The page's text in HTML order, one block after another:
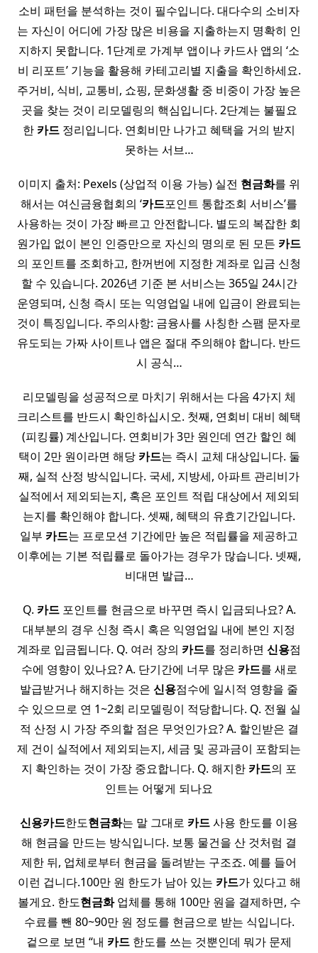
소비 패턴을 분석하는 것이 필수입니다. 대다수의 소비자
는 자신이 어디에 가장 많은 비용을 지출하는지 명확히 인
지하지 못합니다. 1단계로 가계부 앱이나 카드사 앱의 ‘소
비 리포트’ 기능을 활용해 카테고리별 지출을 확인하세요.
주거비, 식비, 교통비, 쇼핑, 문화생활 중 비중이 가장 높은
곳을 찾는 것이 리모델링의 핵심입니다. 2단계는 불필요
한 카드 정리입니다. 연회비만 나가고 혜택을 거의 받지
못하는 서브…
이미지 출처: Pexels (상업적 이용 가능) 실전 현금화를 위
해서는 여신금융협회의 ‘카드포인트 통합조회 서비스’를
사용하는 것이 가장 빠르고 안전합니다. 별도의 복잡한 회
원가입 없이 본인 인증만으로 자신의 명의로 된 모든 카드
의 포인트를 조회하고, 한꺼번에 지정한 계좌로 입금 신청
할 수 있습니다. 2026년 기준 본 서비스는 365일 24시간
운영되며, 신청 즉시 또는 익영업일 내에 입금이 완료되는
것이 특징입니다. 주의사항: 금융사를 사칭한 스팸 문자로
유도되는 가짜 사이트나 앱은 절대 주의해야 합니다. 반드
시 공식…
리모델링을 성공적으로 마치기 위해서는 다음 4가지 체
크리스트를 반드시 확인하십시오. 첫째, 연회비 대비 혜택
(피킹률) 계산입니다. 연회비가 3만 원인데 연간 할인 혜
택이 2만 원이라면 해당 카드는 즉시 교체 대상입니다. 둘
째, 실적 산정 방식입니다. 국세, 지방세, 아파트 관리비가
실적에서 제외되는지, 혹은 포인트 적립 대상에서 제외되
는지를 확인해야 합니다. 셋째, 혜택의 유효기간입니다.
일부 카드는 프로모션 기간에만 높은 적립률을 제공하고
이후에는 기본 적립률로 돌아가는 경우가 많습니다. 넷째,
비대면 발급…
Q. 카드포인트를 현금으로 바꾸면 즉시 입금되나요? A.
대부분의 경우 신청 즉시 혹은 익영업일 내에 본인 지정
계좌로 입금됩니다. Q. 여러 장의 카드를 정리하면 신용점
수에 영향이 있나요? A. 단기간에 너무 많은 카드를 새로
발급받거나 해지하는 것은 신용점수에 일시적 영향을 줄
수 있으므로 연 1~2회 리모델링이 적당합니다. Q. 전월 실
적 산정 시 가장 주의할 점은 무엇인가요? A. 할인받은 결
제 건이 실적에서 제외되는지, 세금 및 공과금이 포함되는
지 확인하는 것이 가장 중요합니다. Q. 해지한 카드의 포
인트는 어떻게 되나요
신용카드한도현금화는 말 그대로 카드사용 한도를 이용
해 현금을 만드는 방식입니다. 보통 물건을 산 것처럼 결
제한 뒤, 업체로부터 현금을 돌려받는 구조죠. 예를 들어
이런 겁니다.100만 원 한도가 남아 있는 카드가 있다고 해
볼게요. 한도현금화업체를 통해 100만 원을 결제하면, 수
수료를 뺀 80~90만 원 정도를 현금으로 받는 식입니다.
겉으로 보면 “내 카드 한도를 쓰는 것뿐인데 뭐가 문제